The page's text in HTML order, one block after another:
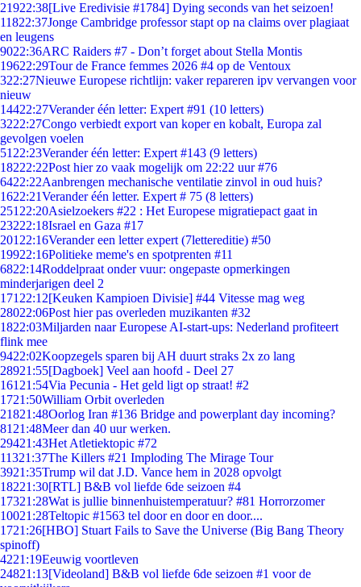
21922:38[Live Eredivisie #1784] Dying seconds van het seizoen!
11822:37Jonge Cambridge professor stapt op na claims over plagiaat
en leugens
9022:36ARC Raiders #7 - Don’t forget about Stella Montis
19622:29Tour de France femmes 2026 #4 op de Ventoux
322:27Nieuwe Europese richtlijn: vaker repareren ipv vervangen voor
nieuw
14422:27Verander één letter: Expert #91 (10 letters)
3222:27Congo verbiedt export van koper en kobalt, Europa zal
gevolgen voelen
51 22:23Verander één letter: Expert #143 (9 letters)
18222:22Post hier zo vaak mogelijk om 22:22 uur #76
6422:22Aanbrengen mechanische ventilatie zinvol in oud huis?
1622:21Verander één letter. Expert # 75 (8 letters)
251 22:20Asielzoekers #22 : Het Europese migratiepact gaat in
23222:18Israel en Gaza #17
201 22:16Verander een letter expert (7lettereditie) #50
19922:16Politieke meme's en spotprenten #11
6822:14Roddelpraat onder vuur: ongepaste opmerkingen
minderjarigen deel 2
171 22:12[Keuken Kampioen Divisie] #44 Vitesse mag weg
28022:06Post hier pas overleden muzikanten #32
1822:03Miljarden naar Europese AI-start-ups: Nederland profiteert
flink mee
9422:02Koopzegels sparen bij AH duurt straks 2x zo lang
28921:55[Dagboek] Veel aan hoofd - Deel 27
161 21:54Via Pecunia - Het geld ligt op straat! #2
1721:50William Orbit overleden
21821:48Oorlog Iran #136 Bridge and powerplant day incoming?
81 21:48Meer dan 40 uur werken.
29421:43Het Atletiektopic #72
11321:37The Killers #21 Imploding The Mirage Tour
3921:35Trump wil dat J.D. Vance hem in 2028 opvolgt
18221:30[RTL] B&B vol liefde 6de seizoen #4
17321:28Wat is jullie binnenhuistemperatuur? #81 Horrorzomer
10021:28Teltopic #1563 tel door en door en door....
1721:26[HBO] Stuart Fails to Save the Universe (Big Bang Theory
spinoff)
4221:19Eeuwig voortleven
24821:13[Videoland] B&B vol liefde 6de seizoen #1 voor de